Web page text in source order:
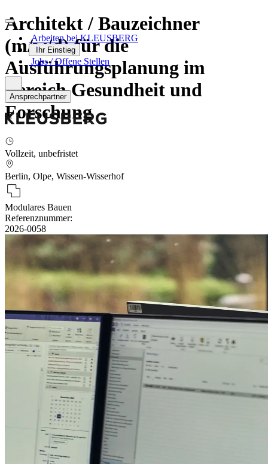
Arbeiten bei KLEUSBERG
Ihr Einstieg
Jobs / Offene Stellen
Ansprechpartner
Architekt / Bauzeichner
(m/w/d) für die
Ausführungsplanung im
Bereich Gesundheit und
Forschung
Vollzeit, unbefristet
Berlin, Olpe, Wissen-Wisserhof
Modulares Bauen
Referenznummer:
2026-0058